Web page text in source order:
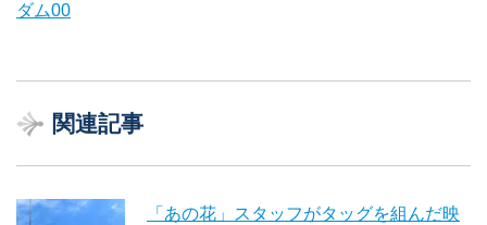
ダム00
関連記事
「あの花」スタッフがタッグを組んだ映